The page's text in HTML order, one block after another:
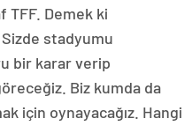
TFF. Demek ki
stadyumu
bir karar verip
Biz kumda da
için oynayacağız. Hangi